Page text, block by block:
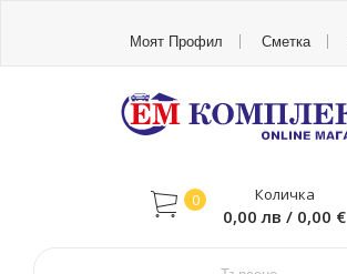
Моят Профил Сметка
Количка
0
0,00 лв / 0,00 €